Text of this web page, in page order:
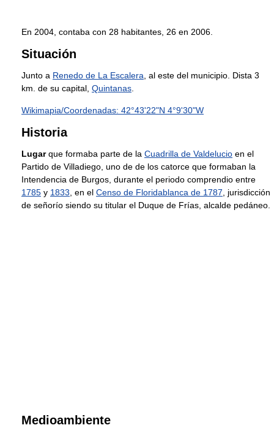
En 2004, contaba con 28 habitantes, 26 en 2006.
Situación
Junto a Renedo de La Escalera , al este del municipio. Dista 3
km. de su capital, Quintanas
Wikimapia/Coordenadas: 42°43'22"N 4°9'30"W
Historia
Lugarque formaba parte de la Cuadrilla de Valdelucio en el
Partido de Villadiego, uno de de los catorce que formaban la
Intendencia de Burgos, durante el periodo comprendio entre
1785 y 1833 , en el Censo de Floridablanca de 1787 , jurisdicción
de señorío siendo su titular el Duque de Frías, alcalde pedáneo.
Medioambiente